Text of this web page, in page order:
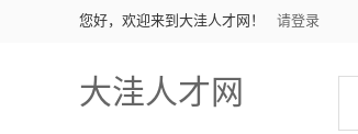
您好，欢迎来到大洼人才网！ 请登录
大洼人才网